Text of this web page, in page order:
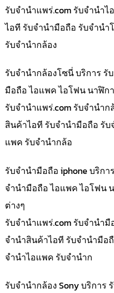
รับจํานําแพร่.com รับจำนำ
ไอที รับจำนำมือถือ รับจำน
รับจำนำกล้อง
รับจำนำกล้องโซนี่ บริการ รั
มือถือ ไอแพค ไอโฟน นาฬิก
รับจํานําแพร่.com รับจำนำ
สินค้าไอที รับจำนำมือถือ รั
แพค รับจำนำกล้อ
รับจำนำมือถือ iphone บริก
จำนำมือถือ ไอแพค ไอโฟน
ต่างๆ
รับจํานําแพร่.com รับจำนำมื
จำนำสินค้าไอที รับจำนำมือ
จำนำไอแพค รับจำนำก
รับจำนำกล้อง Sony บริการ